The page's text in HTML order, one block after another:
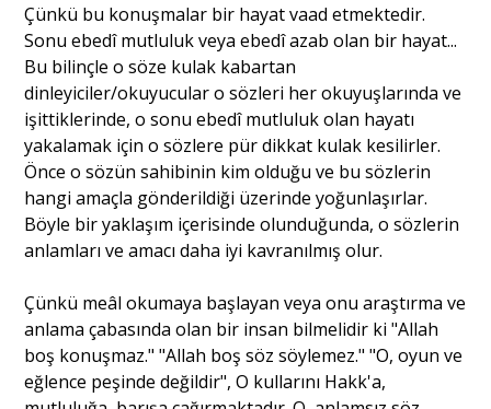
Çünkü bu konuşmalar bir hayat vaad etmektedir.
Sonu ebedî mutluluk veya ebedî azab olan bir hayat...
Bu bilinçle o söze kulak kabartan
dinleyiciler/okuyucular o sözleri her okuyuşlarında ve
işittiklerinde, o sonu ebedî mutluluk olan hayatı
yakalamak için o sözlere pür dikkat kulak kesilirler.
Önce o sözün sahibinin kim olduğu ve bu sözlerin
hangi amaçla gönderildiği üzerinde yoğunlaşırlar.
Böyle bir yaklaşım içerisinde olunduğunda, o sözlerin
anlamları ve amacı daha iyi kavranılmış olur.
Çünkü meâl okumaya başlayan veya onu araştırma ve
anlama çabasında olan bir insan bilmelidir ki "Allah
boş konuşmaz." "Allah boş söz söylemez." "O, oyun ve
eğlence peşinde değildir", O kullarını Hakk'a,